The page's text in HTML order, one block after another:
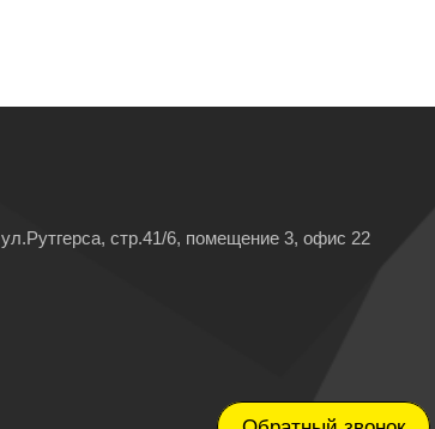
ул.Рутгерса, стр.41/6, помещение 3, офис 22